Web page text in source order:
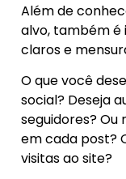
Além de
alvo, também
claros e
O que você
social? Deseja
seguidores?
em cada post?
visitas ao site?